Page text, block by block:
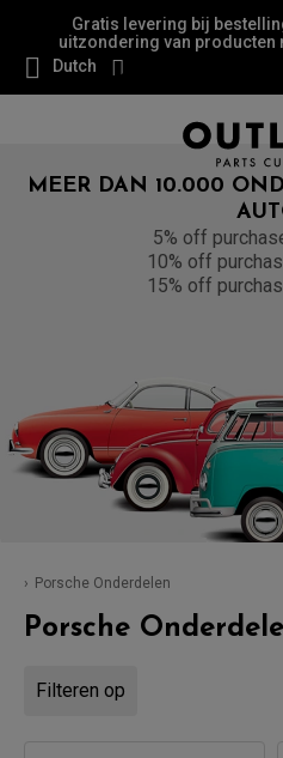
Gratis levering bij
uitzondering van producten
Dutch
MEER DAN 10.000
5% off
10% off
15% off
Porsche Onderdelen
Porsche
Filteren op